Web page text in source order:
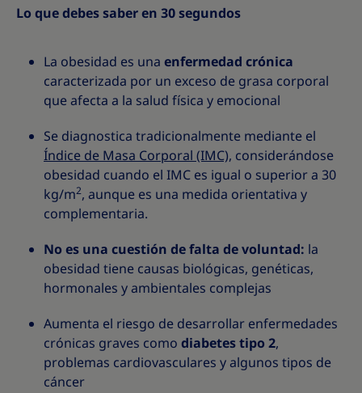
Lo que debes saber en 30 segundos
La obesidad es una enfermedad crónica
caracterizada por un exceso de grasa corporal
que afecta a la salud física y emocional
Se diagnostica tradicionalmente mediante el
Índice de Masa Corporal (IMC), considerándose
obesidad cuando el IMC es igual o superior a 30
kg/m2, aunque es una medida orientativa y
complementaria.
No es una cuestión de falta de voluntad: la
obesidad tiene causas biológicas, genéticas,
hormonales y ambientales complejas
Aumenta el riesgo de desarrollar enfermedades
crónicas graves como diabetes tipo 2,
problemas cardiovasculares y algunos tipos de
cáncer